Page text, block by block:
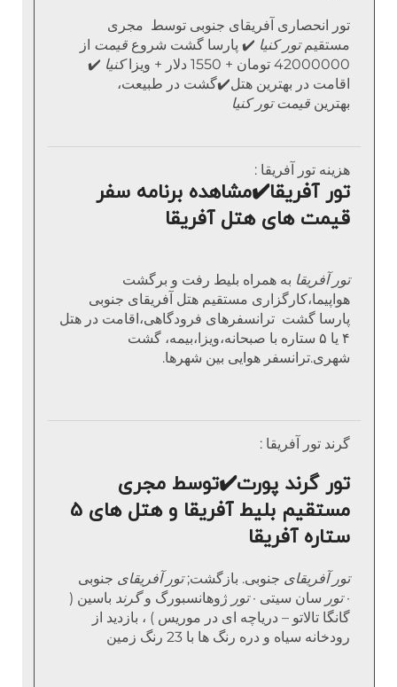
تور انحصاری آفریقای جنوبی توسط مجری
مستقیمتور کنیا ✔️ پارسا گشت شروع قیمت از
42000000 تومان + 1550 دلار + ویزا
کنیا ✔️
اقامت در بهترین هتل✔️گشت در طبیعت،
بهترین قیمت تور کنیا
هزینه تور آفریقا :
تور آفریقا✔️مشاهده برنامه سفر
قیمت های هتل آفریقا
تور آفریقا به همراه بلیط رفت و برگشت
هواپیما،کارگزاری مستقیم هتل آفریقای جنوبی
پارسا گشت ترانسفرهای فرودگاهی،اقامت در هتل
۴ یا ۵ ستاره با صبحانه،ویزا،بیمه، گشت
شهری.ترانسفر هوایی بین شهرها.
گرند تور آفریقا :
تور گرند پورت✔️توسط مجری
مستقیم بلیط آفریقا و هتل های 5
ستاره آفریقا
تور آفریقای جنوبی. بازگشت;تور آفریقای جنوبی
·تور سان سیتی ·تور ژوهانسبورگ وگرند باسین (
گانگا تالاتو – دریاچه ای در موریس ) ، بازدید از
رودخانه سیاه و دره رنگ ها با 23 رنگ زمین